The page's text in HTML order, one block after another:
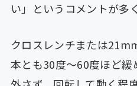
い」というコメントが多
クロスレンチまたは
本とも30度〜60度ほど緩